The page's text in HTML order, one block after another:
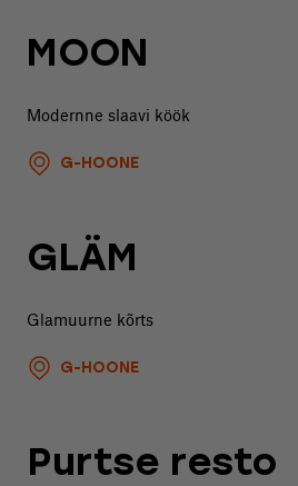
MOON
Modernne slaavi köök
G-HOONE
GLÄM
Glamuurne kõrts
G-HOONE
Purtse resto